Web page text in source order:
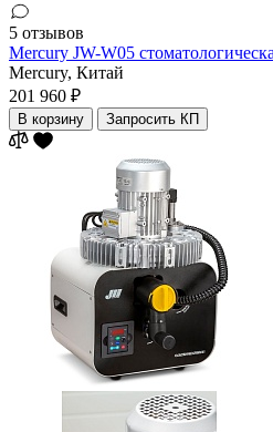
5 отзывов
Mercury JW-W05
Mercury, Китай
201 960 ₽
В корзину Запросить КП